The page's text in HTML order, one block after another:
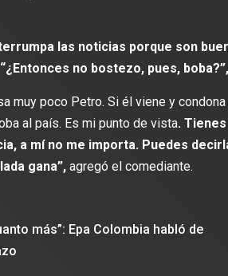
las noticias porque son
“¿Entonces no bostezo, pues, boba?”,
muy poco Petro. Si él viene y
al país. Es mi punto de vista.
a mí no me importa. Puedes
gana”, agregó el comediante.
más”: Epa Colombia habló de